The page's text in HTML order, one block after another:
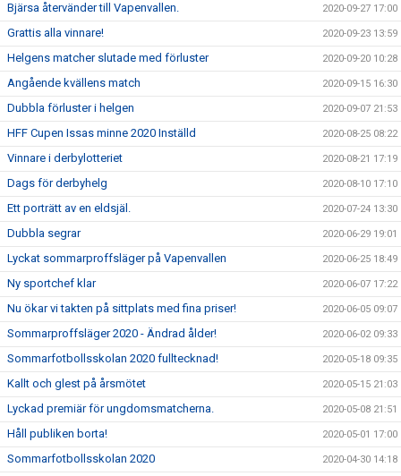
Bjärsa återvänder till Vapenvallen. 2020-09-27 17:00
Grattis alla vinnare! 2020-09-23 13:59
Helgens matcher slutade med förluster 2020-09-20 10:28
Angående kvällens match 2020-09-15 16:30
Dubbla förluster i helgen 2020-09-07 21:53
HFF Cupen Issas minne 2020 Inställd 2020-08-25 08:22
Vinnare i derbylotteriet 2020-08-21 17:19
Dags för derbyhelg 2020-08-10 17:10
Ett porträtt av en eldsjäl. 2020-07-24 13:30
Dubbla segrar 2020-06-29 19:01
Lyckat sommarproffsläger på Vapenvallen 2020-06-25 18:49
Ny sportchef klar 2020-06-07 17:22
Nu ökar vi takten på sittplats med fina priser! 2020-06-05 09:07
Sommarproffsläger 2020 - Ändrad ålder! 2020-06-02 09:33
Sommarfotbollsskolan 2020 fulltecknad! 2020-05-18 09:35
Kallt och glest på årsmötet 2020-05-15 21:03
Lyckad premiär för ungdomsmatcherna. 2020-05-08 21:51
Håll publiken borta! 2020-05-01 17:00
Sommarfotbollsskolan 2020 2020-04-30 14:18